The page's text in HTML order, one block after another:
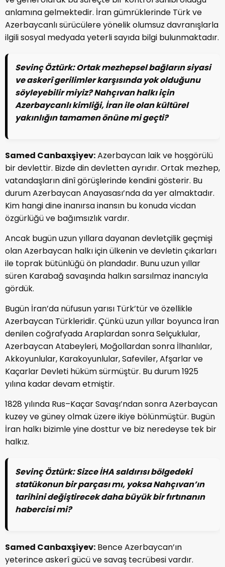
anlamına gelmektedir. İran gümrüklerinde Türk ve
Azerbaycanlı sürücülere yönelik olumsuz davranışlarla
ilgili sosyal medyada yeterli sayıda bilgi bulunmaktadır.
Sevinç Öztürk:Ortak mezhepsel bağların siyasi
ve askerî gerilimler karşısında yok olduğunu
söyleyebilir miyiz? Nahçıvan halkı için
Azerbaycanlı kimliği, İran ile olan kültürel
yakınlığın tamamen önüne mi geçti?
Samed Canbaxşiyev:Azerbaycan laik ve hoşgörülü
bir devlettir. Bizde din devletten ayrıdır. Ortak mezhep,
vatandaşların dinî görüşlerinde kendini gösterir. Bu
durum Azerbaycan Anayasası’nda da yer almaktadır.
Kim hangi dine inanırsa inansın bu konuda vicdan
özgürlüğü ve bağımsızlık vardır.
Ancak bugün uzun yıllara dayanan devletçilik geçmişi
olan Azerbaycan halkı için ülkenin ve devletin çıkarları
ile toprak bütünlüğü ön plandadır. Bunu uzun yıllar
süren Karabağ savaşında halkın sarsılmaz inancıyla
gördük.
Bugün İran’da nüfusun yarısı Türk’tür ve özellikle
Azerbaycan Türkleridir. Çünkü uzun yıllar boyunca İran
denilen coğrafyada Araplardan sonra Selçuklular,
Azerbaycan Atabeyleri, Moğollardan sonra İlhanlılar,
Akkoyunlular, Karakoyunlular, Safeviler, Afşarlar ve
Kaçarlar Devleti hüküm sürmüştür. Bu durum 1925
yılına kadar devam etmiştir.
1828 yılında Rus–Kaçar Savaşı’ndan sonra Azerbaycan
kuzey ve güney olmak üzere ikiye bölünmüştür. Bugün
İran halkı bizimle yine dosttur ve biz neredeyse tek bir
halkız.
Sevinç Öztürk:Sizce İHA saldırısı bölgedeki
statükonun bir parçası mı, yoksa Nahçıvan’ın
tarihini değiştirecek daha büyük bir fırtınanın
habercisi mi?
Samed Canbaxşiyev: Bence Azerbaycan’ın
yeterince askerî gücü ve savaş tecrübesi vardır.